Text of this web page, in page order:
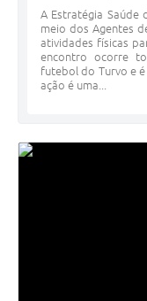
A Estratégia Saúde
meio dos Agentes
atividades físicas
encontro ocorre
futebol do Turvo e
ação é uma...